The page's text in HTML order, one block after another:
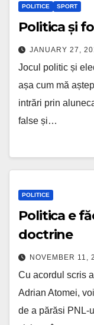
POLITICE SPORT
Politica și
JANUARY 27,
Jocul politic și
așa cum mă
intrări prin
false și…
POLITICE
Politica e
doctrine
NOVEMBER 11,
Cu acordul scris
Adrian Atomei,
de a părăsi PNL-